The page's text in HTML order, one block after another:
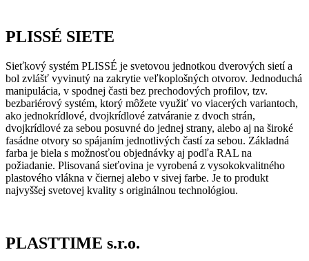
PLISSÉ SIETE
Sieťkový systém PLISSÉ je svetovou jednotkou dverových sietí a
bol zvlášť vyvinutý na zakrytie veľkoplošných otvorov. Jednoduchá
manipulácia, v spodnej časti bez prechodových profilov, tzv.
bezbariérový systém, ktorý môžete využiť vo viacerých variantoch,
ako jednokrídlové, dvojkrídlové zatváranie z dvoch strán,
dvojkrídlové za sebou posuvné do jednej strany, alebo aj na široké
fasádne otvory so spájaním jednotlivých častí za sebou. Základná
farba je biela s možnosťou objednávky aj podľa RAL na
požiadanie. Plisovaná sieťovina je vyrobená z vysokokvalitného
plastového vlákna v čiernej alebo v sivej farbe. Je to produkt
najvyššej svetovej kvality s originálnou technológiou.
PLASTTIME s.r.o.